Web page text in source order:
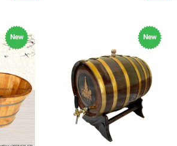
New New